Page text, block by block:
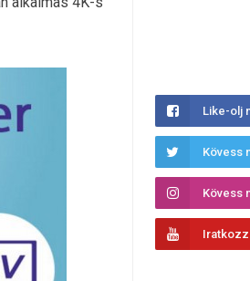
Like-olj
Kövess
Kövess